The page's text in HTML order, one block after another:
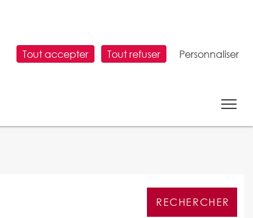
Tout accepter Tout refuser Personnaliser